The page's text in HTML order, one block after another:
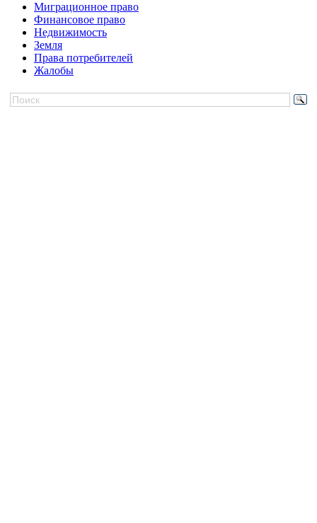
Миграционное право
Финансовое право
Недвижимость
Земля
Права потребителей
Жалобы